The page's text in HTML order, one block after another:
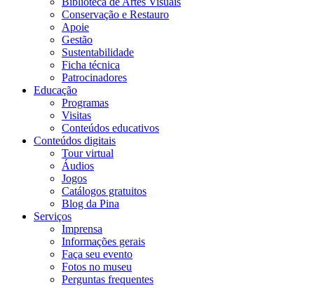
Conservação e Restauro
Apoie
Gestão
Sustentabilidade
Ficha técnica
Patrocinadores
Educação
Programas
Visitas
Conteúdos educativos​
Conteúdos digitais
Tour virtual
Áudios
Jogos
Catálogos gratuitos
Blog da Pina
Serviços
Imprensa
Informações gerais
Faça seu evento
Fotos no museu
Perguntas frequentes